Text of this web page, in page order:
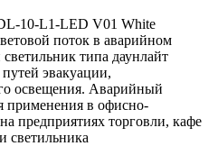
10-L1-LED V01 White
поток в аварийном
типа даунлайт
эвакуации,
освещения. Аварийный
применения в офисно-
предприятиях торговли, кафе
светильника